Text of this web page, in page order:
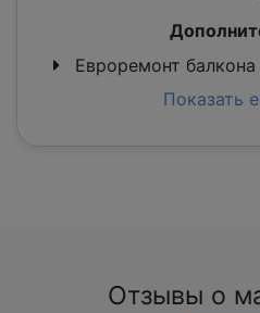
Евроремонт балкона
Показать
Отзывы о